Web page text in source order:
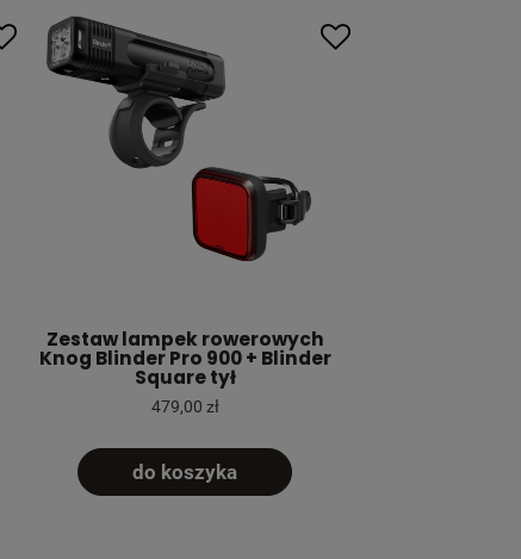
Zestaw lampek rowerowych
Knog Blinder Pro 900 + Blinder
Square tył
479,00 zł
do koszyka